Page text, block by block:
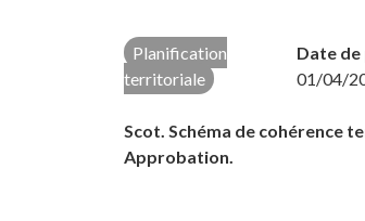
Planification
territoriale
Date
01/04/
Scot. Schéma de cohérence
Approbation.